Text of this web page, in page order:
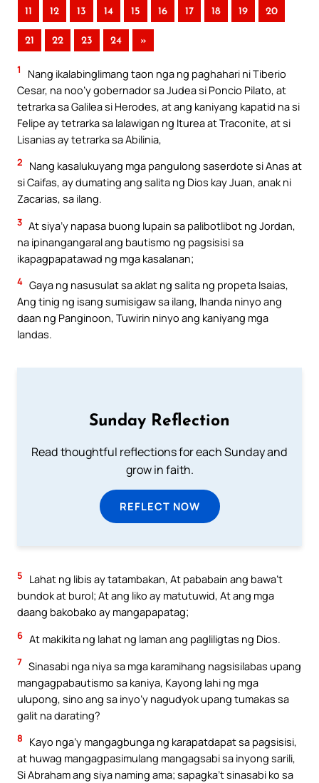
11 12 13 14 15 16 17 18 19 20
21 22 23 24 »
1
Nang ikalabinglimang taon nga ng paghahari ni Tiberio
Cesar, na noo’y gobernador sa Judea si Poncio Pilato, at
tetrarka sa Galilea si Herodes, at ang kaniyang kapatid na si
Felipe ay tetrarka sa lalawigan ng Iturea at Traconite, at si
Lisanias ay tetrarka sa Abilinia,
2
Nang kasalukuyang mga pangulong saserdote si Anas at
si Caifas, ay dumating ang salita ng Dios kay Juan, anak ni
Zacarias, sa ilang.
3 At siya’y napasa buong lupain sa palibotlibot ng Jordan,
na ipinangangaral ang bautismo ng pagsisisi sa
ikapagpapatawad ng mga kasalanan;
4 Gaya ng nasusulat sa aklat ng salita ng propeta Isaias,
Ang tinig ng isang sumisigaw sa ilang, Ihanda ninyo ang
daan ng Panginoon, Tuwirin ninyo ang kaniyang mga
landas.
Sunday Reflection
Read thoughtful reflections for each Sunday and
grow in faith.
REFLECT NOW
5
Lahat ng libis ay tatambakan, At pababain ang bawa’t
bundok at burol; At ang liko ay matutuwid, At ang mga
daang bakobako ay mangapapatag;
6 At makikita ng lahat ng laman ang pagliligtas ng Dios.
7 Sinasabi nga niya sa mga karamihang nagsisilabas upang
mangagpabautismo sa kaniya, Kayong lahi ng mga
ulupong, sino ang sa inyo’y nagudyok upang tumakas sa
galit na darating?
8
Kayo nga’y mangagbunga ng karapatdapat sa pagsisisi,
at huwag mangagpasimulang mangagsabi sa inyong sarili,
Si Abraham ang siya naming ama; sapagka’t sinasabi ko sa